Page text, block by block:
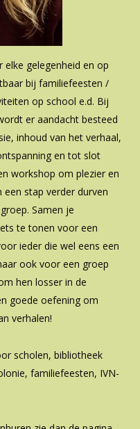
gelegenheid en op
bij familiefeesten /
op school e.d. Bij
er aandacht besteed
inhoud van het verhaal,
en tot slot
workshop om plezier en
stap verder durven
Samen je
te tonen voor een
ieder die wel eens een
ook voor een groep
hen losser in de
goede oefening om
verhalen!
scholen, bibliotheek
familiefeesten, IVN-